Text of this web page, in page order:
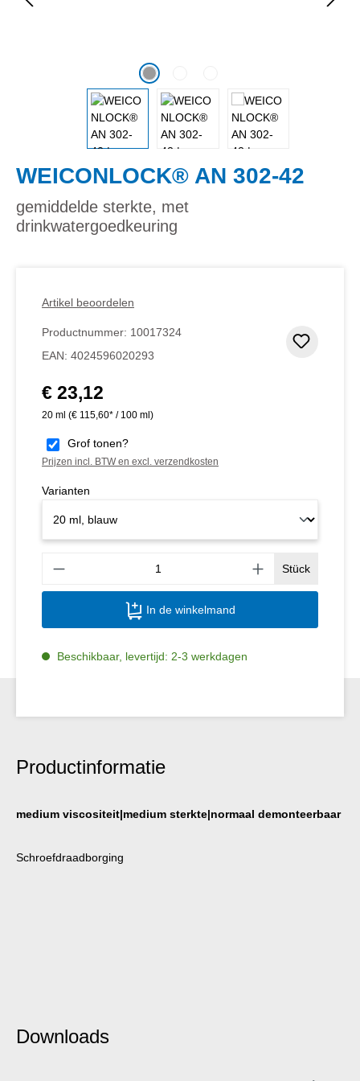
WEICONLOCK® AN 302-42
gemiddelde sterkte, met
drinkwatergoedkeuring
Artikel beoordelen
Productnummer: 10017324
EAN: 4024596020293
Normale prijs:
€ 23,12
20 ml (€ 115,60* / 100 ml)
Grof tonen?
Prijzen incl. BTW en excl. verzendkosten
Varianten
Stück
In de winkelmand
Beschikbaar, levertijd: 2-3 werkdagen
Productinformatie
medium viscositeit|medium sterkte|normaal demonteerbaar
Schroefdraadborging
Downloads